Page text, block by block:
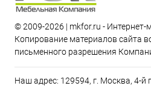
© 2009-2026 | mkfor.ru - Интернет-
Копирование материалов сайта
письменного разрешения
Наш адрес: 129594, г. Москва, 4-